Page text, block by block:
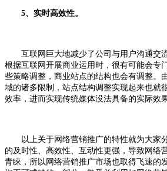
5、实时高效性。
互联网巨大地减少了公司与用户沟通交
根据互联网开展商业运用时，很有可能会专
些策略调整，商业站点的结构也会有调整。
域的诸多限制，站点结构调整实现起来也就
效率，进而实现传统媒体没法具备的实际效果
以上关于网络营销推广的特性就为大家
的及时性、高效性、互动性更强，导致网络
青睐，所以网络营销推广市场也取得飞速的